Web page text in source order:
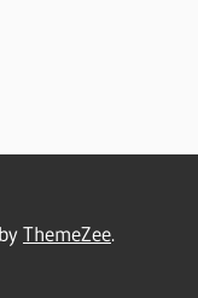
ThemeZee.